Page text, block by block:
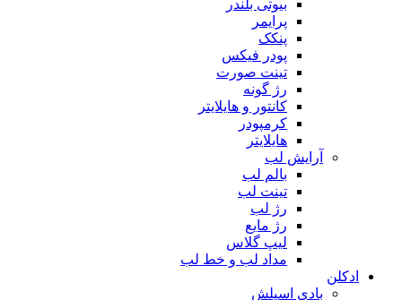
بیوتی بلندر
پرایمر
پنکک
پودر فیکس
تینت صورت
رژ گونه
کانتور و هایلایتر
کرمپودر
هایلایتر
آرایش لب
بالم لب
تینت لب
رژ لب
رژ مایع
لیپ گلاس
مداد لب و خط لب
ادکلن
بادی اسپلش